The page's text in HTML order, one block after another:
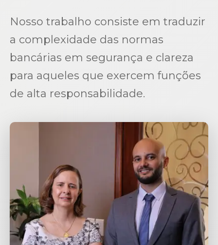
Nosso trabalho consiste em traduzir
a complexidade das normas
bancárias em segurança e clareza
para aqueles que exercem funções
de alta responsabilidade.